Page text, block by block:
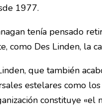
1977.
tenía pensado
como Des Linden, la
que también
estelares como
constituye